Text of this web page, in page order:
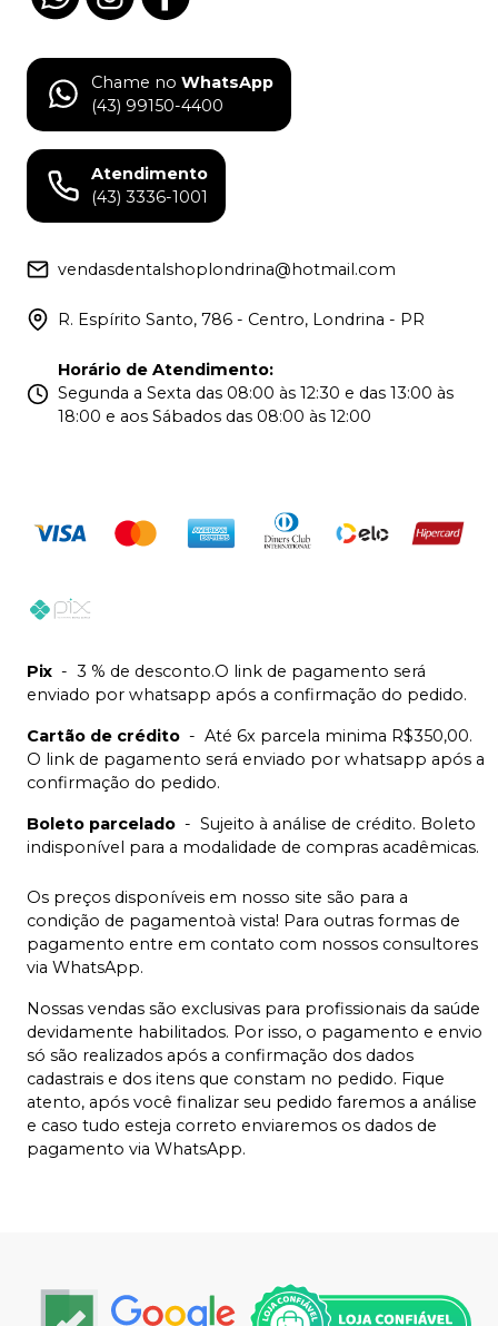
Chame no WhatsApp
(43) 99150-4400
Atendimento
(43) 3336-1001
vendasdentalshoplondrina@hotmail.com
R. Espírito Santo, 786 - Centro, Londrina - PR
Horário de Atendimento:
Segunda a Sexta das 08:00 às 12:30 e das 13:00 às
18:00 e aos Sábados das 08:00 às 12:00
Pix - 3 % de desconto.O link de pagamento será
enviado por whatsapp após a confirmação do pedido.
Cartão de crédito - Até 6x parcela minima R$350,00.
O link de pagamento será enviado por whatsapp após a
confirmação do pedido.
Boleto parcelado - Sujeito à análise de crédito. Boleto
indisponível para a modalidade de compras acadêmicas.
Os preços disponíveis em nosso site são para a
condição de pagamentoà vista! Para outras formas de
pagamento entre em contato com nossos consultores
via WhatsApp.
Nossas vendas são exclusivas para profissionais da saúde
devidamente habilitados. Por isso, o pagamento e envio
só são realizados após a confirmação dos dados
cadastrais e dos itens que constam no pedido. Fique
atento, após você finalizar seu pedido faremos a análise
e caso tudo esteja correto enviaremos os dados de
pagamento via WhatsApp.